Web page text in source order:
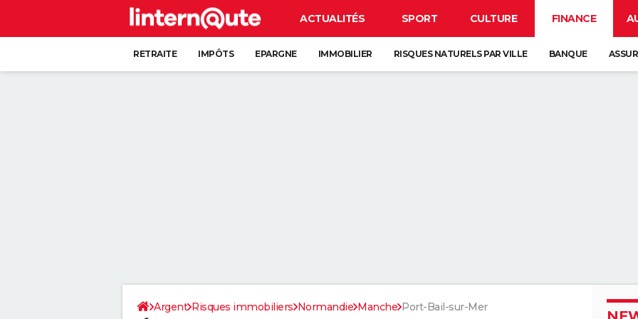
ACTUALITÉS SPORT CULTURE FINANCE
RETRAITE IMPÔTS EPARGNE IMMOBILIER RISQUES NATURELS PAR VILLE BANQUE
Argent Risques immobiliers Normandie Manche Port-Bail-sur-Mer